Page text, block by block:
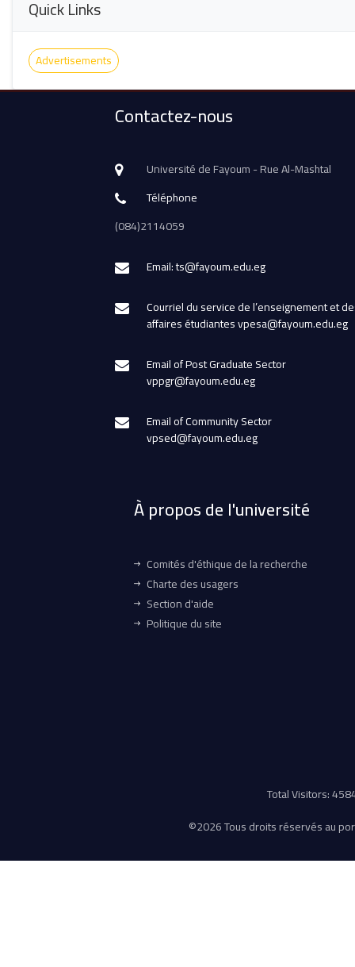
Quick Links
Advertisements
Contactez-nous
Université de Fayoum - Rue Al-Mashtal
Téléphone
(084)2114059
Email: ts@fayoum.edu.eg
Courriel du service de l’enseignement et
affaires étudiantes vpesa@fayoum.edu.eg
Email of Post Graduate Sector
vppgr@fayoum.edu.eg
Email of Community Sector
vpsed@fayoum.edu.eg
À propos de l'université
Comités d'éthique de la recherche
Charte des usagers
Section d'aide
Politique du site
Total Visitors:
©2026 Tous droits réservés au